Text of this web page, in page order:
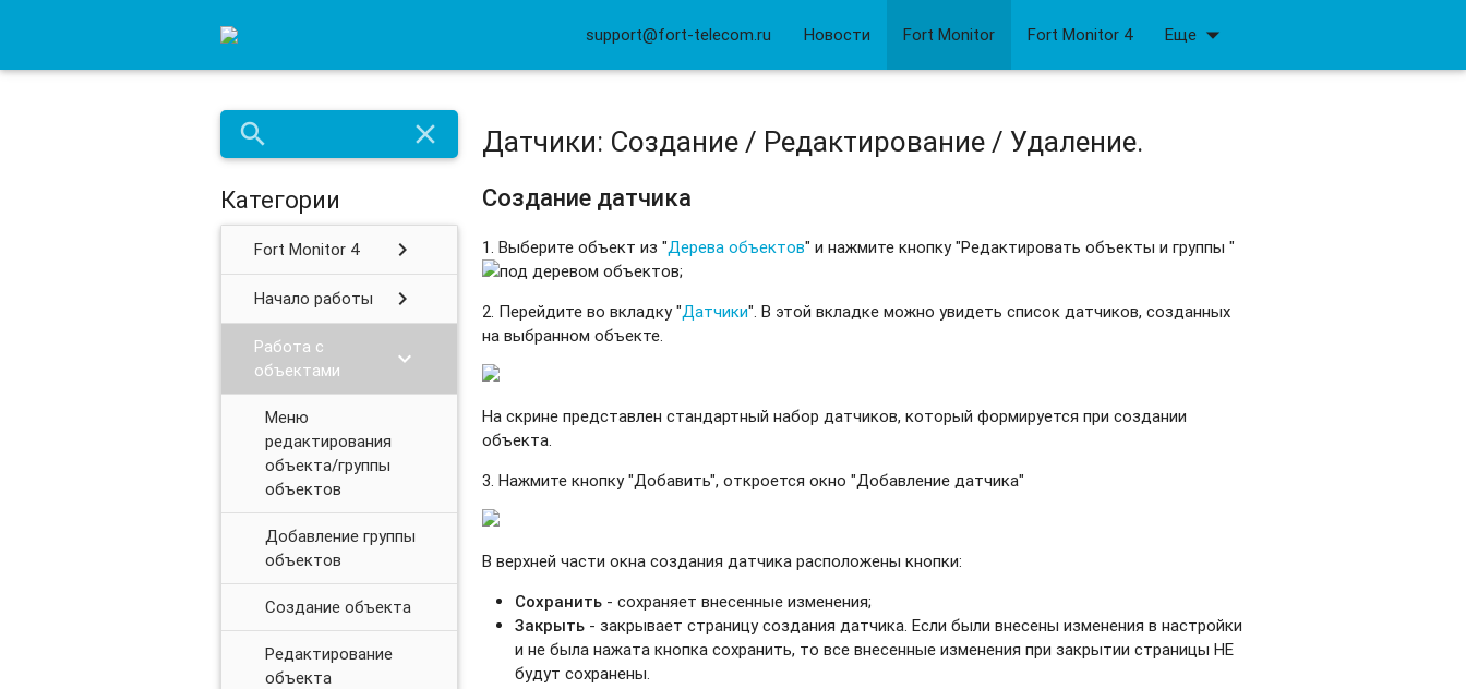
support@fort-telecom.ru Новости Fort Monitor Fort Monitor 4 Еще arrow_drop_down
search close
Категории
Fort Monitor 4 chevron_right
Начало работы chevron_right
Работа с
объектами
chevron_right
Меню
редактирования
объекта/группы
объектов
Добавление группы
объектов
Создание объекта
Редактирование
объекта
Датчики: Создание / Редактирование / Удаление.
Создание датчика
1. Выберите объект из "Дерева объектов" и нажмите кнопку "Редактировать объекты и группы "
под деревом объектов;
2. Перейдите во вкладку "Датчики". В этой вкладке можно увидеть список датчиков, созданных
на выбранном объекте.
На скрине представлен стандартный набор датчиков, который формируется при создании
объекта.
3. Нажмите кнопку "Добавить", откроется окно "Добавление датчика"
В верхней части окна создания датчика расположены кнопки:
Сохранить - сохраняет внесенные изменения;
Закрыть - закрывает страницу создания датчика. Если были внесены изменения в настройки
и не была нажата кнопка сохранить, то все внесенные изменения при закрытии страницы НЕ
будут сохранены.